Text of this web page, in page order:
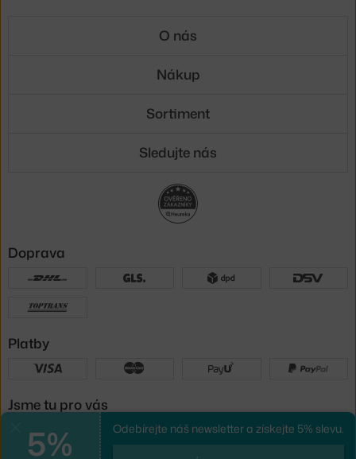
5% Odebírejte náš newsletter a získejte 5% slevu.
O nás
Nákup
Sortiment
Sledujte nás
Doprava
Platby
Jsme tu pro vás